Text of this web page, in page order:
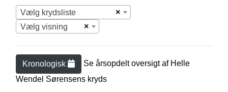
×
Vælg krydsliste
×
Vælg visning
Kronologisk Se årsopdelt oversigt af Helle
Wendel Sørensens kryds